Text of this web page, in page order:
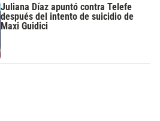
Juliana Díaz apuntó contra Telefe
después del intento de suicidio de
Maxi Guidici